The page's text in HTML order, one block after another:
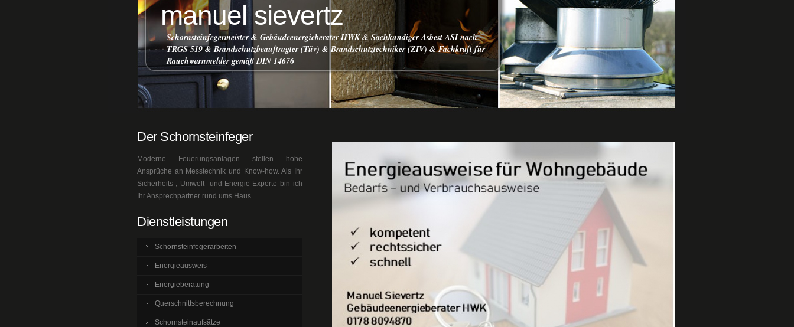
manuel sievertz
Schornsteinfegermeister & Gebäudeenergieberater HWK & Sachkundiger Asbest ASI nach
TRGS 519 & Brandschutzbeauftragter (Tüv) & Brandschutztechniker (ZIV) & Fachkraft für
Rauchwarnmelder gemäß DIN 14676
Der Schornsteinfeger
Moderne Feuerungsanlagen stellen hohe
Ansprüche an Messtechnik und Know-how. Als Ihr
Sicherheits-, Umwelt- und Energie-Experte bin ich
Ihr Ansprechpartner rund ums Haus.
Dienstleistungen
Schornsteinfegerarbeiten
Energieausweis
Energieberatung
Querschnittsberechnung
Schornsteinaufsätze